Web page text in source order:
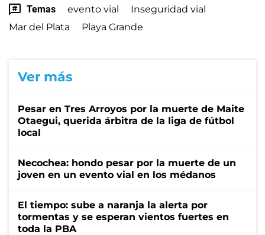
Temas evento vial
Inseguridad vial
Mar del Plata
Playa Grande
Ver más
Pesar en Tres Arroyos por la muerte de Maite
Otaegui, querida árbitra de la liga de fútbol
local
Necochea: hondo pesar por la muerte de un
joven en un evento vial en los médanos
El tiempo: sube a naranja la alerta por
tormentas y se esperan vientos fuertes en
toda la PBA